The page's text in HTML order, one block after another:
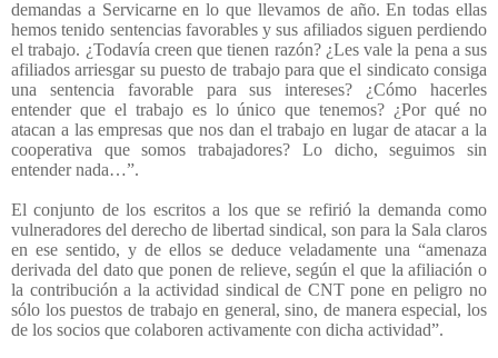
demandas a Servicarne en lo que llevamos de año. En todas ellas
hemos tenido sentencias favorables y sus afiliados siguen perdiendo
el trabajo. ¿Todavía creen que tienen razón? ¿Les vale la pena a sus
afiliados arriesgar su puesto de trabajo para que el sindicato consiga
una sentencia favorable para sus intereses? ¿Cómo hacerles
entender que el trabajo es lo único que tenemos? ¿Por qué no
atacan a las empresas que nos dan el trabajo en lugar de atacar a la
cooperativa que somos trabajadores? Lo dicho, seguimos sin
entender nada…”.
El conjunto de los escritos a los que se refirió la demanda como
vulneradores del derecho de libertad sindical, son para la Sala claros
en ese sentido, y de ellos se deduce veladamente una “amenaza
derivada del dato que ponen de relieve, según el que la afiliación o
la contribución a la actividad sindical de CNT pone en peligro no
sólo los puestos de trabajo en general, sino, de manera especial, los
de los socios que colaboren activamente con dicha actividad”.